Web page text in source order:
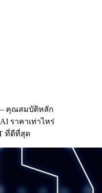
– คุณสมบัติหลัก
ราคาเท่าไหร่
ที่ดีที่สุด